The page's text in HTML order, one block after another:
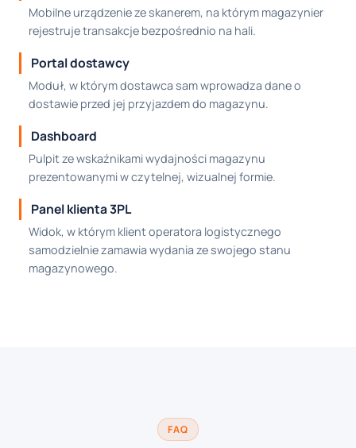
Mobilne urządzenie ze skanerem, na którym magazynier
rejestruje transakcje bezpośrednio na hali.
Portal dostawcy
Moduł, w którym dostawca sam wprowadza dane o
dostawie przed jej przyjazdem do magazynu.
Dashboard
Pulpit ze wskaźnikami wydajności magazynu
prezentowanymi w czytelnej, wizualnej formie.
Panel klienta 3PL
Widok, w którym klient operatora logistycznego
samodzielnie zamawia wydania ze swojego stanu
magazynowego.
FAQ